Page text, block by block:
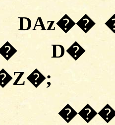
DAz��
D�